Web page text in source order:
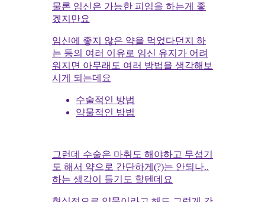
물론 임신은 가능한 피임을 하는게 좋
겠지만요
임신에 좋지 않은 약을 먹었다던지 하
는 등의 여러 이유로 임신 유지가 어려
워지면 아무래도 여러 방법을 생각해보
시게 되는데요
수술적인 방법
약물적인 방법
그런데 수술은 마취도 해야하고 무섭기
도 해서 약으로 간단하게(?)는 안되나..
하는 생각이 들기도 할텐데요